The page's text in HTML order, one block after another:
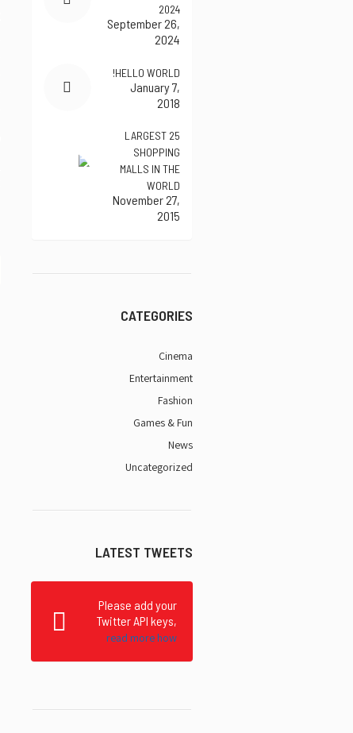
2024
September 26,
2024
HELLO WORLD!
January 7,
2018
25 LARGEST
SHOPPING
MALLS IN THE
WORLD
November 27,
2015
CATEGORIES
Cinema
Entertainment
Fashion
Games & Fun
News
Uncategorized
LATEST TWEETS
Please add your
Twitter API keys,
read more how